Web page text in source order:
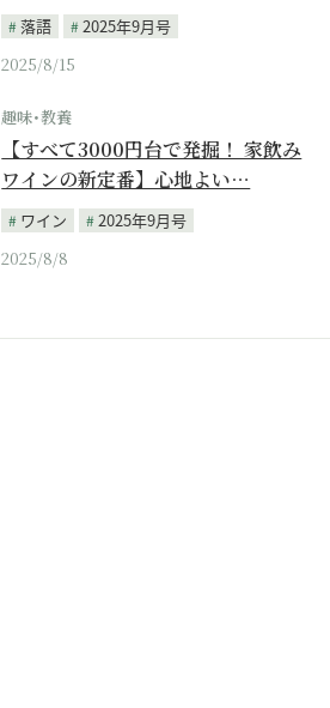
落語
2025年9月号
2025/8/15
趣味･教養
【すべて3000円台で発掘！ 家飲み
ワインの新定番】心地よい…
ワイン
2025年9月号
2025/8/8